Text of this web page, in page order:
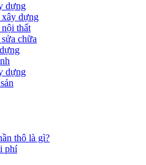
dựng
xây dựng
thất
chữa
dựng
thô là gì?
phí